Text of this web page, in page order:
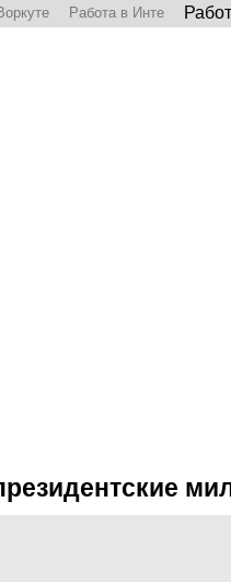
Работа в Инте